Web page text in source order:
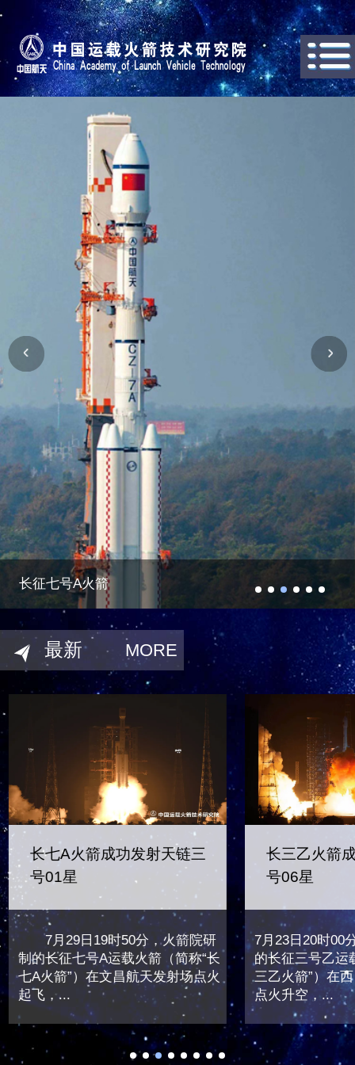
长征七号A火箭
最新 MORE
长七A火箭成功发射天链三
号01星
7月29日19时50分，火箭院研
制的长征七号A运载火箭（简称“长
七A火箭”）在文昌航天发射场点火
起飞，...
长三乙火箭
号06星
7月23日20时00
的长征三号乙运
三乙火箭”）在
点火升空，...